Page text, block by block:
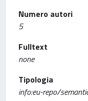
Numero autori
5
Fulltext
none
Tipologia
info:eu-repo/